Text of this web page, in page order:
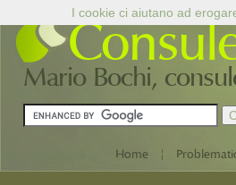
Mario Bochi,
Home |
I cookie ci aiutano ad